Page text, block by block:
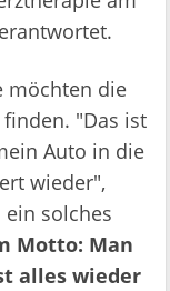
möchten die
"Das ist
Auto in die
wieder",
ein solches
Motto: Man
alles wieder